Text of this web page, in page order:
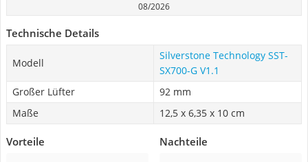
08/2026
Technische Details
Modell
Silverstone Technology SST-
SX700-G V1.1
Großer Lüfter
92 mm
Maße
12,5 x 6,35 x 10 cm
Vorteile Nachteile